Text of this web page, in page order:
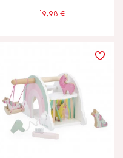
19,98 €